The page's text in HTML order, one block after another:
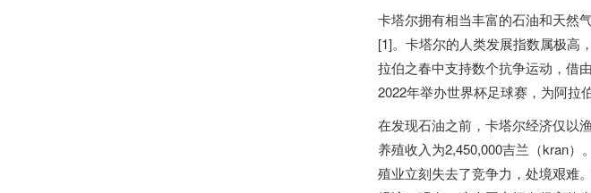
卡塔尔拥有相当丰富的石油和天然
[1]。卡塔尔的人类发展指数属极高
拉伯之春中支持数个抗争运动，借
2022年举办世界杯足球赛，为阿拉
在发现石油之前，卡塔尔经济仅以
养殖收入为2,450,000吉兰（kran
殖业立刻失去了竞争力，处境艰难